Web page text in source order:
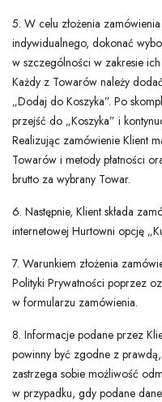
5. W celu złożenia
indywidualnego, dokonać
w szczególności w zakresie
Każdy z Towarów należy
„Dodaj do Koszyka”. Po
przejść do „Koszyka” i
Realizując zamówienie Klient
Towarów i metody płatności
brutto za wybrany Towar.
6. Następnie, Klient składa
internetowej Hurtowni opcję
7. Warunkiem złożenia
Polityki Prywatności poprzez
w formularzu zamówienia.
8. Informacje podane przez
powinny być zgodne z
zastrzega sobie możliwość
w przypadku, gdy podane